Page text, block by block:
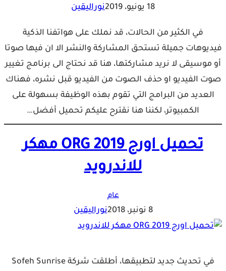
18 يونيو، 2019 نوراليقين
في الكثير من الحالات، قد نملك على هواتفنا الذكية
فيديوهات جميلة تستحق المشاركة والنشر الا ان فيها صوتا
أو موسيقى لا نريد مشاركتها، هنا قد نحتاج الى برنامج تغيير
صوت الفيديو او حذف الصوت من الفيديو قبل نشره، فهناك
العديد من البرامج التي تقوم بهذه الوظيفة بسهولة على
الكمبيوتر، لكننا هنا نقترح عليكم تحميل أفضل…
تحميل اورج ORG 2019 مهكر
للاندرويد
عام
8 نونبر، 2018 نوراليقين
في تحديث جديد لتطبيقها، أطلقت شركة Sofeh Sunrise